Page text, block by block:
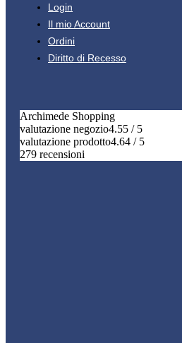
Login
Il mio Account
Ordini
Diritto di Recesso
Archimede Shopping
valutazione negozio4.55 / 5
valutazione prodotto4.64 / 5
279 recensioni